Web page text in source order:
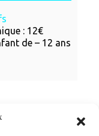
: 12€
de – 12 ans